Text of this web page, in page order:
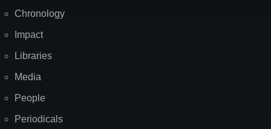
Chronology
Impact
Libraries
Media
People
Periodicals